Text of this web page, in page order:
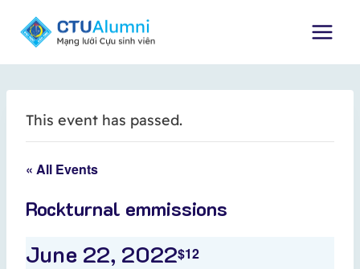
This event has passed.
« All Events
Rockturnal emmissions
June 22, 2022$12